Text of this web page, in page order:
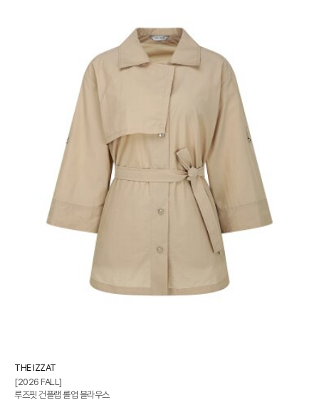
THE IZZAT
[2026 FALL]
루즈핏 건플랩 롤업 블라우스